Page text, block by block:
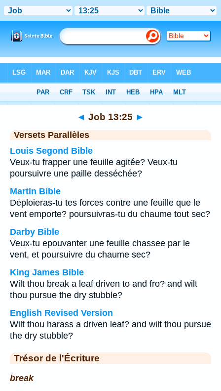
Chapitre 13 > Verset 25
◄ Job 13:25 ►
Versets Parallèles
Louis Segond Bible
Veux-tu frapper une feuille agitée? Veux-tu
poursuivre une paille desséchée?
Martin Bible
Déploieras-tu tes forces contre une feuille que le
vent emporte? poursuivras-tu du chaume tout sec?
Darby Bible
Veux-tu epouvanter une feuille chassee par le
vent, et poursuivre du chaume sec?
King James Bible
Wilt thou break a leaf driven to and fro? and wilt
thou pursue the dry stubble?
English Revised Version
Wilt thou harass a driven leaf? and wilt thou pursue
the dry stubble?
Trésor de l'Écriture
break